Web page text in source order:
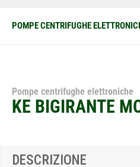
POMPE CENTRIFUGHE
Pompe centrifughe elettroniche
KE BIGIRANTE
DESCRIZIONE